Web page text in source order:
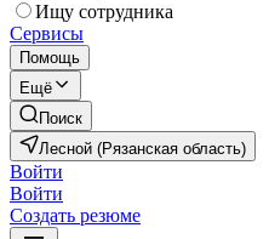
Ищу сотрудника
Сервисы
Помощь
Ещё
Поиск
Лесной (Рязанская область)
Войти
Войти
Создать резюме